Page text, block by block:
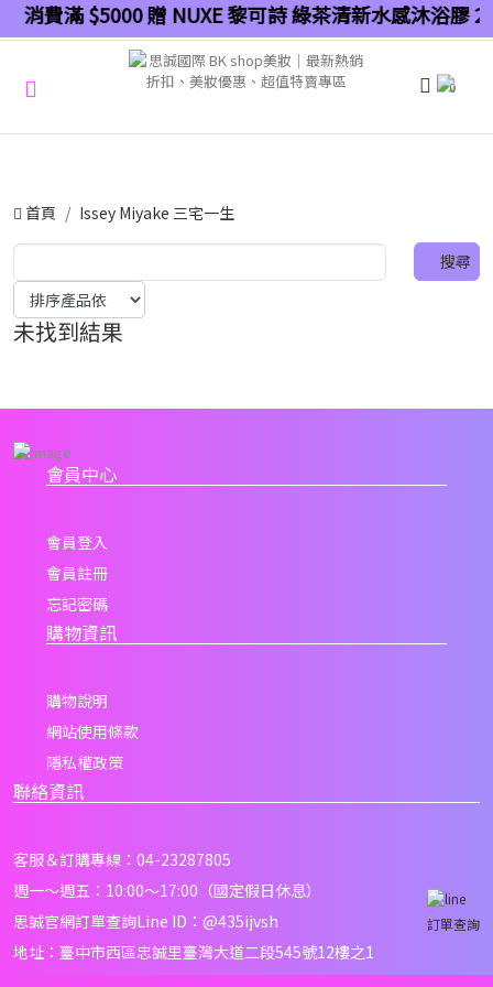
消費滿 $5000 贈 NUXE 黎可詩 綠茶清新水感沐浴膠
0
首頁 Issey Miyake 三宅一生
未找到結果
會員中心
會員登入
會員註冊
忘記密碼
購物資訊
購物說明
網站使用條款
隱私權政策
聯絡資訊
客服＆訂購專線：04-23287805
週一～週五：10:00～17:00（國定假日休息）
思誠官網訂單查詢Line ID： @435ijvsh
地址：臺中市西區忠誠里臺灣大道二段545號12樓之1
訂單查詢